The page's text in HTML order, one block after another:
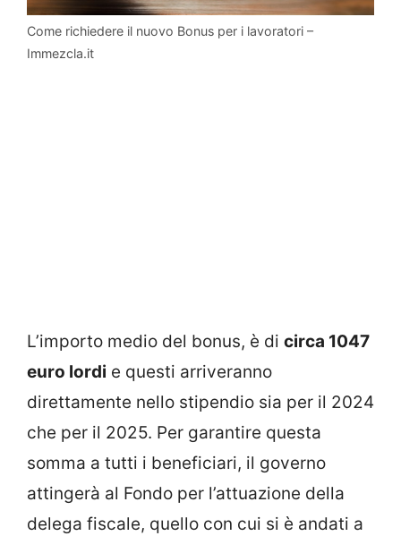
Come richiedere il nuovo Bonus per i lavoratori –
Immezcla.it
L’importo medio del bonus, è di circa 1047
euro lordi e questi arriveranno
direttamente nello stipendio sia per il 2024
che per il 2025. Per garantire questa
somma a tutti i beneficiari, il governo
attingerà al Fondo per l’attuazione della
delega fiscale, quello con cui si è andati a